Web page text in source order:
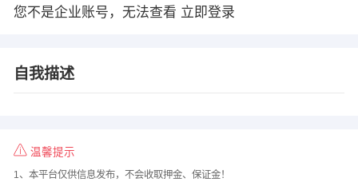
您不是企业账号，无法查看 立即登录
自我描述
温馨提示
1、本平台仅供信息发布，不会收取押金、保证金！